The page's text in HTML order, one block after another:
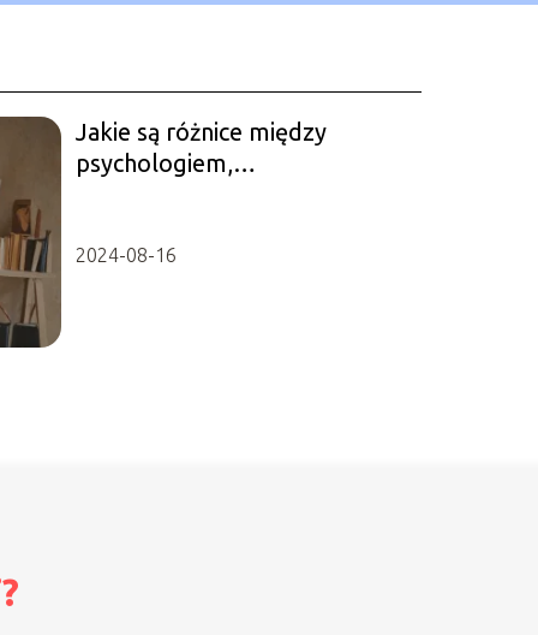
Jakie są różnice między
psychologiem,
2024-08-16